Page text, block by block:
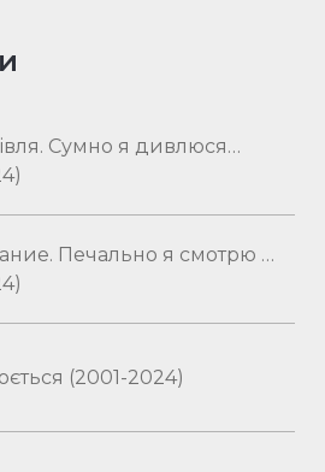
Сумно я дивлюся…
Печально я смотрю …
(2001-2024)